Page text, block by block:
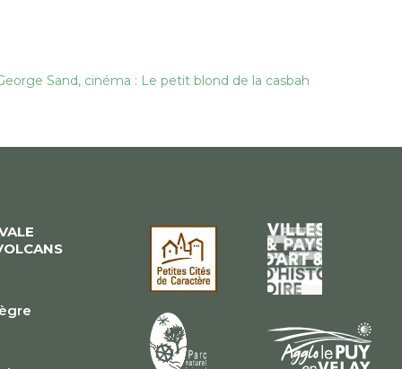
Sand, cinéma : Le petit blond de la casbah